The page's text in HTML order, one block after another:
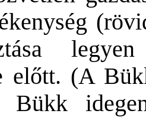
előtt. (A
Bükk